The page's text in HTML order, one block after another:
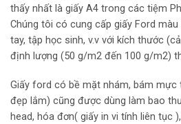
thấy nhất là giấy A4 trong các tiệm
Chúng tôi có cung cấp giấy Ford
tay, tập học sinh, v.v với kích thước
định lượng (50 g/m2 đến 100 g/m2)
Giấy ford có bề mặt nhám, bám
đẹp lắm) cũng được dùng làm bao
head, hóa đơn( giấy in vi tính liên tục